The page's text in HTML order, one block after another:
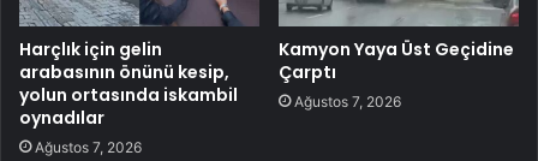
Harçlık için gelin
arabasının önünü kesip,
yolun ortasında iskambil
oynadılar
Ağustos 7, 2026
Kamyon Yaya Üst Geçidine
Çarptı
Ağustos 7, 2026